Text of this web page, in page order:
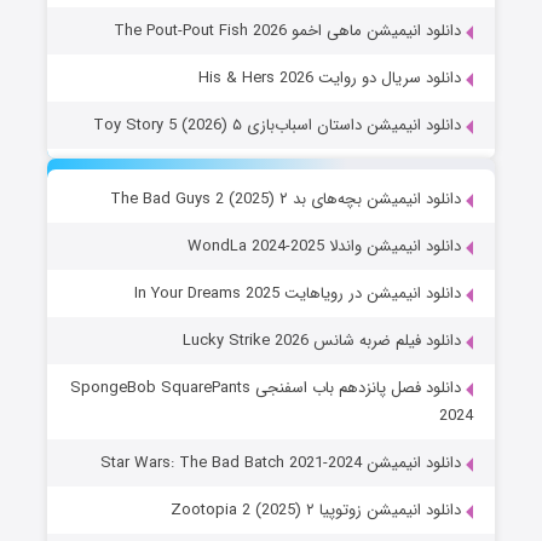
دانلود انیمیشن ماهی اخمو The Pout-Pout Fish 2026
دانلود سریال دو روایت His & Hers 2026
دانلود انیمیشن داستان اسباب‌بازی ۵ Toy Story 5 (2026)
دانلود انیمیشن بچه‌های بد ۲ The Bad Guys 2 (2025)
دانلود انیمیشن واندلا WondLa 2024-2025
دانلود انیمیشن در رویاهایت In Your Dreams 2025
دانلود فیلم ضربه شانس Lucky Strike 2026
دانلود فصل پانزدهم باب اسفنجی SpongeBob SquarePants
2024
دانلود انیمیشن Star Wars: The Bad Batch 2021-2024
دانلود انیمیشن زوتوپیا ۲ Zootopia 2 (2025)